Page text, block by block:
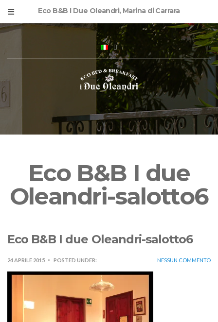
Eco B&B I Due Oleandri, Marina di Carrara
Eco B&B I due
Oleandri-salotto6
Eco B&B I due Oleandri-salotto6
24 APRILE 2015 POSTED UNDER: NESSUN COMMENTO